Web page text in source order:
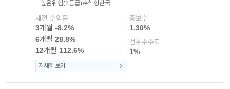
높은위험(2등급)주식형한국
세전 수익률
3개월 -8.2%
6개월 28.8%
12개월 112.6%
총보수
1.30%
선취수수료
1%
자세히 보기